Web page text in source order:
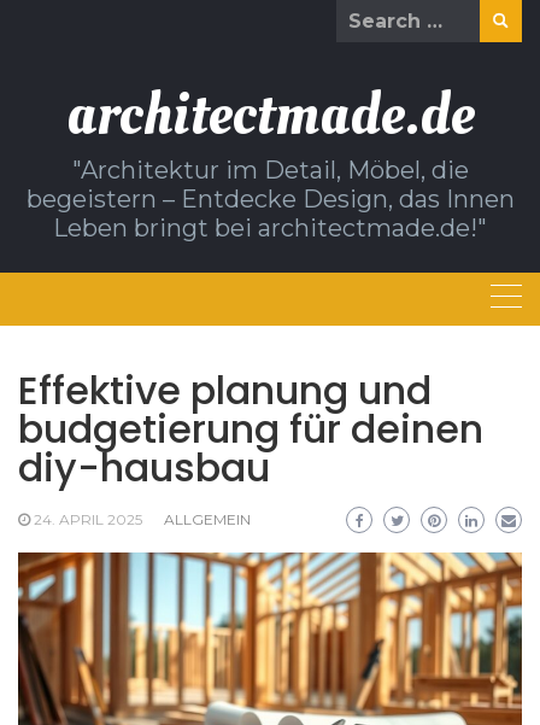
Search
architectmade.de
"Architektur im Detail, Möbel, die
begeistern – Entdecke Design, das Innen
Leben bringt bei architectmade.de!"
Effektive planung und
budgetierung für deinen
diy-hausbau
24. APRIL 2025 ALLGEMEIN